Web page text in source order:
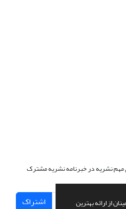
از ارائه بهترین
مهم نشریه در خبرنامه نشریه مشترک
اشتراک